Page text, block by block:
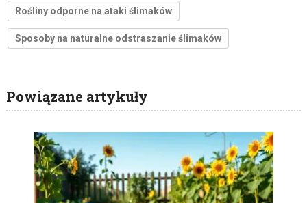
Rośliny odporne na ataki ślimaków
Sposoby na naturalne odstraszanie ślimaków
Powiązane artykuły